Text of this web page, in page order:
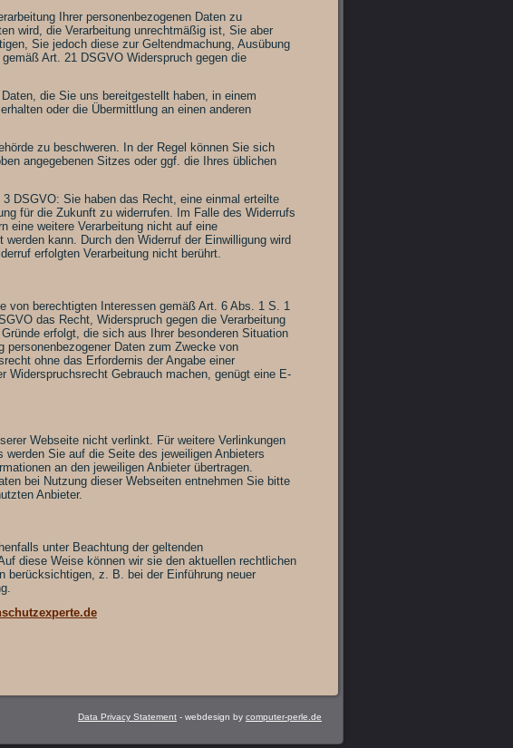
Ihrer personenbezogenen Daten zu
wird, die Verarbeitung unrechtmäßig ist, Sie aber
Sie jedoch diese zur Geltendmachung, Ausübung
Art. 21 DSGVO Widerspruch gegen die
die Sie uns bereitgestellt haben, in einem
oder die Übermittlung an einen anderen
zu beschweren. In der Regel können Sie sich
angegebenen Sitzes oder ggf. die Ihres üblichen
DSGVO: Sie haben das Recht, eine einmal erteilte
für die Zukunft zu widerrufen. Im Falle des Widerrufs
eine weitere Verarbeitung nicht auf eine
kann. Durch den Widerruf der Einwilligung wird
erfolgten Verarbeitung nicht berührt.
von berechtigten Interessen gemäß Art. 6 Abs. 1 S. 1
das Recht, Widerspruch gegen die Verarbeitung
erfolgt, die sich aus Ihrer besonderen Situation
personenbezogener Daten zum Zwecke von
ohne das Erfordernis der Angabe einer
Widerspruchsrecht Gebrauch machen, genügt eine E-
Webseite nicht verlinkt. Für weitere Verlinkungen
Sie auf die Seite des jeweiligen Anbieters
an den jeweiligen Anbieter übertragen.
bei Nutzung dieser Webseiten entnehmen Sie bitte
Anbieter.
unter Beachtung der geltenden
diese Weise können wir sie den aktuellen rechtlichen
berücksichtigen, z. B. bei der Einführung neuer
Data Privacy Statement - webdesign by computer-perle.de